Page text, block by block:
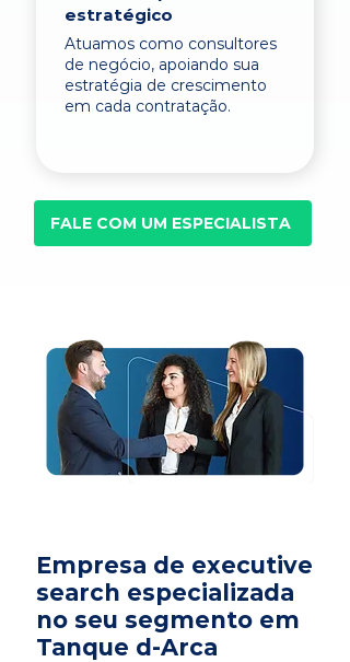
estratégico
Atuamos como consultores
de negócio, apoiando sua
estratégia de crescimento
em cada contratação.
FALE COM UM ESPECIALISTA
Empresa de executive
search especializada
no seu segmento em
Tanque d-Arca